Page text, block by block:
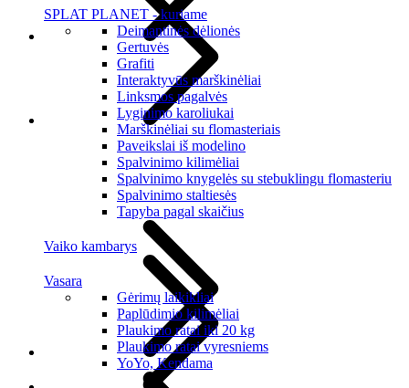
SPLAT PLANET - kuriame
Deimantinės dėlionės
Gertuvės
Grafiti
Interaktyvūs marškinėliai
Linksmos pagalvės
Lyginimo karoliukai
Marškinėliai su flomasteriais
Paveikslai iš modelino
Spalvinimo kilimėliai
Spalvinimo knygelės su stebuklingu flomasteriu
Spalvinimo staltiesės
Tapyba pagal skaičius
Vaiko kambarys
Vasara
Gėrimų laikikliai
Paplūdimio kilimėliai
Plaukimo ratai iki 20 kg
Plaukimo ratai vyresniems
YoYo, Kendama